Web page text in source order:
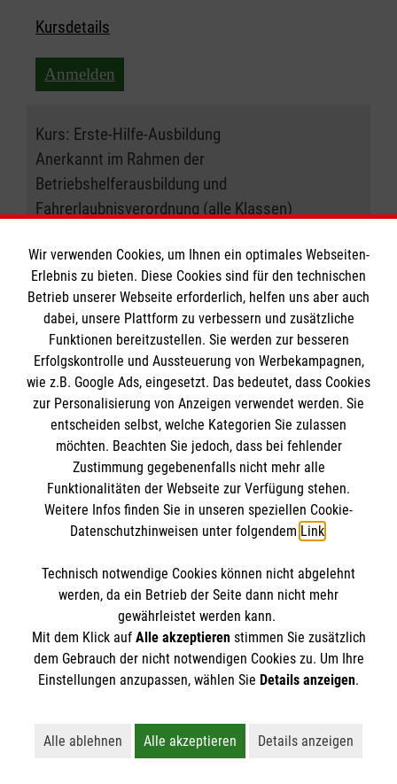
Kursdetails
Anmelden
Kurs: Erste-Hilfe-Ausbildung
Anerkannt im Rahmen der
Betriebshelferausbildung und
Fahrerlaubnisverordnung (alle Klassen)
09.12.2026 , 08:30 Uhr
Ort: 41065 Mönchengladbach
Freie Plätze: 16
Kursdetails
Anmelden
vorherige 1 2 3 4 5
nächste
Kursbuchung widerrufen
Hier können Sie die Buchung Ihres Kurses
Wir verwenden Cookies, um Ihnen ein optimales Webseiten-
Erlebnis zu bieten. Diese Cookies sind für den technischen
Betrieb unserer Webseite erforderlich, helfen uns aber auch
dabei, unsere Plattform zu verbessern und zusätzliche
Funktionen bereitzustellen. Sie werden zur besseren
Erfolgskontrolle und Aussteuerung von Werbekampagnen,
wie z.B. Google Ads, eingesetzt. Das bedeutet, dass Cookies
zur Personalisierung von Anzeigen verwendet werden. Sie
entscheiden selbst, welche Kategorien Sie zulassen
möchten. Beachten Sie jedoch, dass bei fehlender
Zustimmung gegebenenfalls nicht mehr alle
Funktionalitäten der Webseite zur Verfügung stehen.
Weitere Infos finden Sie in unseren speziellen Cookie-
Datenschutzhinweisen unter folgendem Link.
Technisch notwendige Cookies können nicht abgelehnt
werden, da ein Betrieb der Seite dann nicht mehr
gewährleistet werden kann.
Mit dem Klick auf Alle akzeptierenstimmen Sie zusätzlich
dem Gebrauch der nicht notwendigen Cookies zu. Um Ihre
Einstellungen anzupassen, wählen Sie Details anzeigen.
Alle ablehnen
Lehnt alle nicht-essentiellen Cookies ab
Alle akzeptieren
Akzeptiert alle Cookies
Details anzeigen